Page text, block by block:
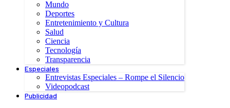
Mundo
Deportes
Entretenimiento y Cultura
Salud
Ciencia
Tecnología
Transparencia
Especiales
Entrevistas Especiales – Rompe el Silencio
Videopodcast
Publicidad